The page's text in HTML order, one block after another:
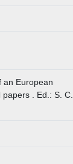
an European
. Ed.: S. C.